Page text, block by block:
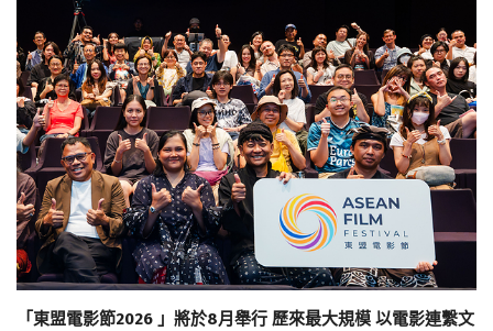
「東盟電影節2026 」將於8月舉行 歷來最大規模 以電影連繫文